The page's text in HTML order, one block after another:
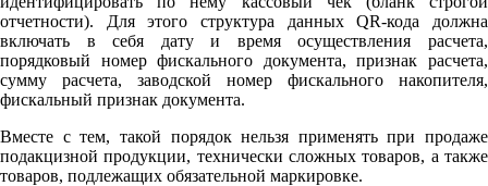
отчетности). Для этого структура данных QR-кода должна
включать в себя дату и время осуществления расчета,
порядковый номер фискального документа, признак расчета,
сумму расчета, заводской номер фискального накопителя,
фискальный признак документа.
Вместе с тем, такой порядок нельзя применять при продаже
подакцизной продукции, технически сложных товаров, а также
товаров, подлежащих обязательной маркировке.